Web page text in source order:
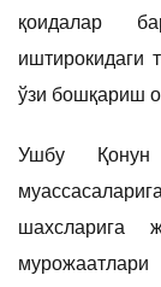
қоидалар
иштирокидаги
ўзи бошқариш
Ушбу
шахсларига
мурожаатлари